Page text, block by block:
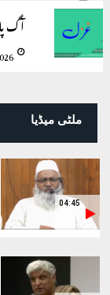
آگ
ملٹی میڈیا
04:45